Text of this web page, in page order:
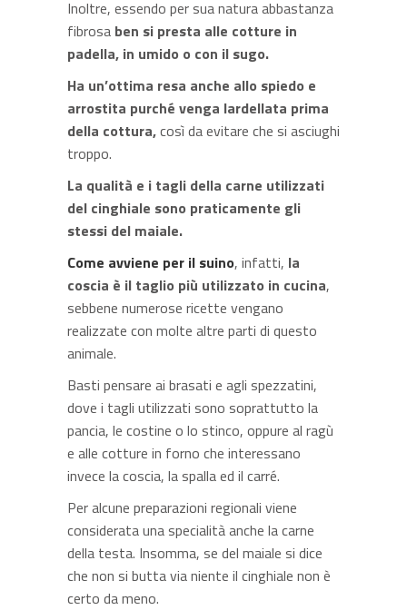
Inoltre, essendo per sua natura abbastanza
fibrosa ben si presta alle cotture in
padella, in umido o con il sugo.
Ha un’ottima resa anche allo spiedo e
arrostita purché venga lardellata prima
della cottura,così da evitare che si asciughi
troppo.
La qualità e i tagli della carne utilizzati
del cinghiale sono praticamente gli
stessi del maiale.
Come avviene per il suino, infatti, la
coscia è il taglio più utilizzato in cucina,
sebbene numerose ricette vengano
realizzate con molte altre parti di questo
animale.
Basti pensare ai brasati e agli spezzatini,
dove i tagli utilizzati sono soprattutto la
pancia, le costine o lo stinco, oppure al ragù
e alle cotture in forno che interessano
invece la coscia, la spalla ed il carré.
Per alcune preparazioni regionali viene
considerata una specialità anche la carne
della testa. Insomma, se del maiale si dice
che non si butta via niente il cinghiale non è
certo da meno.